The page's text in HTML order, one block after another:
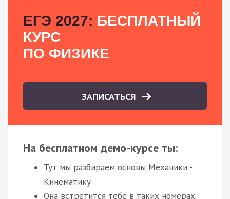
ЕГЭ 2027: БЕСПЛАТНЫЙ
КУРС
ПО ФИЗИКЕ
ЗАПИСАТЬСЯ
На бесплатном демо-курсе ты:
Тут мы разбираем основы Механики -
Кинематику
Она встретится тебе в таких номерах